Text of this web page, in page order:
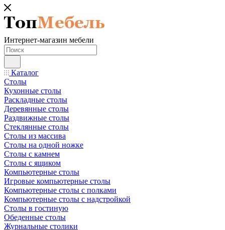
Интернет-магазин мебели
Каталог
Столы
Кухонные столы
Раскладные столы
Деревянные столы
Раздвижные столы
Стеклянные столы
Столы из массива
Столы на одной ножке
Столы с камнем
Столы с ящиком
Компьютерные столы
Игровые компьютерные столы
Компьютерные столы с полками
Компьютерные столы с надстройкой
Столы в гостиную
Обеденные столы
Журнальные столики